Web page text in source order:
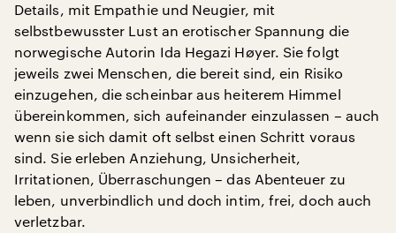
Details, mit Empathie und Neugier, mit
selbstbewusster Lust an erotischer Spannung die
norwegische Autorin Ida Hegazi Høyer. Sie folgt
jeweils zwei Menschen, die bereit sind, ein Risiko
einzugehen, die scheinbar aus heiterem Himmel
übereinkommen, sich aufeinander einzulassen – auch
wenn sie sich damit oft selbst einen Schritt voraus
sind. Sie erleben Anziehung, Unsicherheit,
Irritationen, Überraschungen – das Abenteuer zu
leben, unverbindlich und doch intim, frei, doch auch
verletzbar.